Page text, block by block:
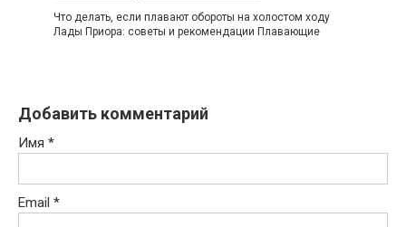
Что делать, если плавают обороты на холостом ходу
Лады Приора: советы и рекомендации Плавающие
Добавить комментарий
Имя *
Email *